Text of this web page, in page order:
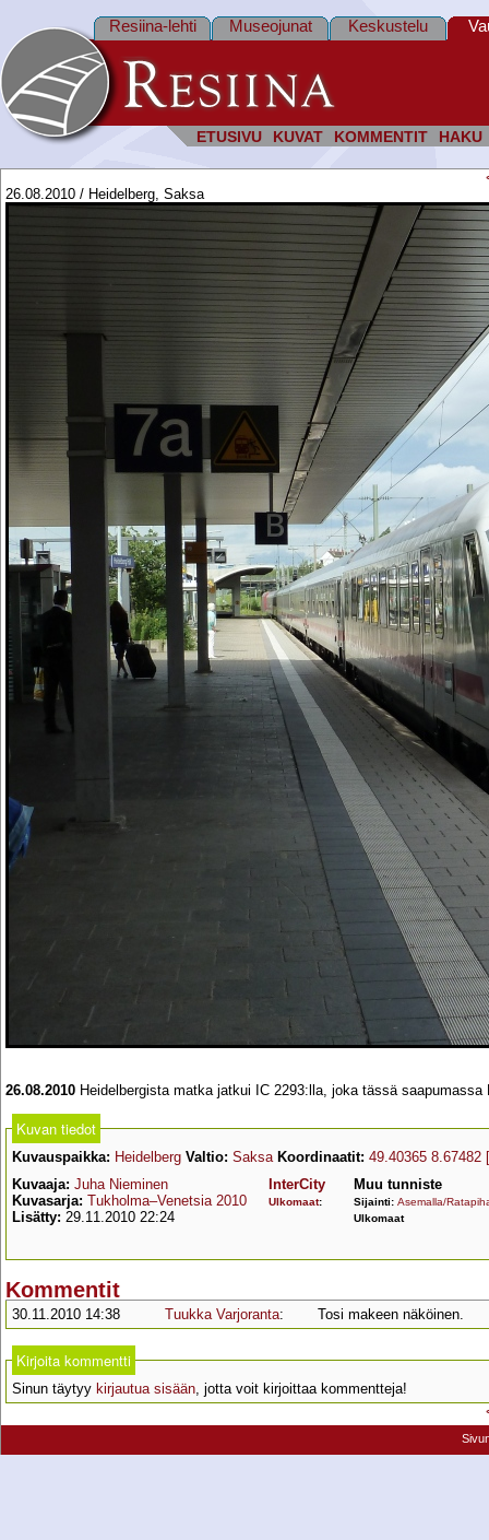
ETUSIVU KUVAT KOMMENTIT HAKU
Resiina-lehti Museojunat Keskustelu
26.08.2010 / Heidelberg, Saksa
26.08.2010 Heidelbergista matka jatkui IC 2293:lla, joka tässä
Kuvan tiedot
Kuvauspaikka: Heidelberg Valtio: Saksa Koordinaatit: 49.40365 8.67482
Kuvaaja: Juha Nieminen
Kuvasarja: Tukholma–Venetsia 2010
Lisätty: 29.11.2010 22:24
InterCity
Ulkomaat:
Muu tunniste
Sijainti: Asemalla/
Ulkomaat
Kommentit
30.11.2010 14:38 Tuukka Varjoranta: Tosi makeen näköinen.
Kirjoita kommentti
Sinun täytyy kirjautua sisään, jotta voit kirjoittaa kommentteja!